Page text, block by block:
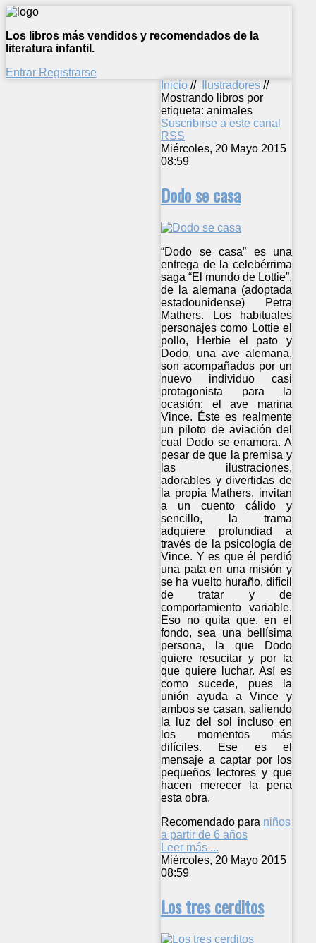
Los libros más vendidos y recomendados de la
literatura infantil.
Entrar Registrarse
Inicio // Ilustradores //
Mostrando libros por
etiqueta: animales
Suscribirse a este canal
RSS
Miércoles, 20 Mayo 2015
08:59
Dodo se casa
“Dodo se casa” es una
entrega de la celebérrima
saga “El mundo de Lottie”,
de la alemana (adoptada
estadounidense) Petra
Mathers. Los habituales
personajes como Lottie el
pollo, Herbie el pato y
Dodo, una ave alemana,
son acompañados por un
nuevo individuo casi
protagonista para la
ocasión: el ave marina
Vince. Éste es realmente
un piloto de aviación del
cual Dodo se enamora. A
pesar de que la premisa y
las ilustraciones,
adorables y divertidas de
la propia Mathers, invitan
a un cuento cálido y
sencillo, la trama
adquiere profundiad a
través de la psicología de
Vince. Y es que él perdió
una pata en una misión y
se ha vuelto huraño, difícil
de tratar y de
comportamiento variable.
Eso no quita que, en el
fondo, sea una bellísima
persona, la que Dodo
quiere resucitar y por la
que quiere luchar. Así es
como sucede, pues la
unión ayuda a Vince y
ambos se casan, saliendo
la luz del sol incluso en
los momentos más
difíciles. Ese es el
mensaje a captar por los
pequeños lectores y que
hacen merecer la pena
esta obra.
Recomendado para niños
a partir de 6 años
Leer más ...
Miércoles, 20 Mayo 2015
08:59
Los tres cerditos